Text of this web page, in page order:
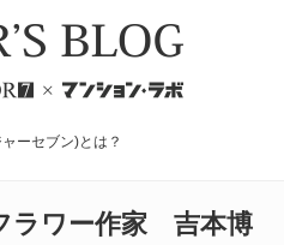
ーセブン)とは？
ラワー作家 吉本博